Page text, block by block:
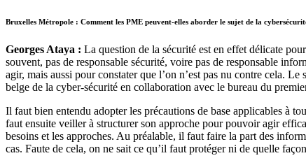
Bruxelles Métropole : Comment les PME peuvent-elles aborder le sujet de la
Georges Ataya : La question de la sécurité est en effet délicate
souvent, pas de responsable sécurité, voire pas de responsable
agir, mais aussi pour constater que l’on n’est pas nu contre cela. Le
belge de la cyber-sécurité en collaboration avec le bureau du
Il faut bien entendu adopter les précautions de base applicables à
faut ensuite veiller à structurer son approche pour pouvoir agir
besoins et les approches. Au préalable, il faut faire la part des
cas. Faute de cela, on ne sait ce qu’il faut protéger ni de quelle